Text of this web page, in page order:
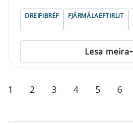
DREIFIBRÉF FJÁRMÁLAEFTIRLIT
Lesa meira
1 2 3 4 5 6